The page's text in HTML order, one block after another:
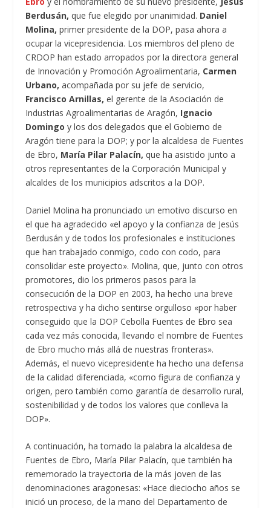
Berdusán, que fue elegido por unanimidad. Daniel
Molina, primer presidente de la DOP, pasa ahora a
ocupar la vicepresidencia. Los miembros del pleno de
CRDOP han estado arropados por la directora general
de Innovación y Promoción Agroalimentaria, Carmen
Urbano, acompañada por su jefe de servicio,
Francisco Arnillas, el gerente de la Asociación de
Industrias Agroalimentarias de Aragón, Ignacio
Domingo y los dos delegados que el Gobierno de
Aragón tiene para la DOP; y por la alcaldesa de Fuentes
de Ebro, María Pilar Palacín, que ha asistido junto a
otros representantes de la Corporación Municipal y
alcaldes de los municipios adscritos a la DOP.
Daniel Molina ha pronunciado un emotivo discurso en
el que ha agradecido «el apoyo y la confianza de Jesús
Berdusán y de todos los profesionales e instituciones
que han trabajado conmigo, codo con codo, para
consolidar este proyecto». Molina, que, junto con otros
promotores, dio los primeros pasos para la
consecución de la DOP en 2003, ha hecho una breve
retrospectiva y ha dicho sentirse orgulloso «por haber
conseguido que la DOP Cebolla Fuentes de Ebro sea
cada vez más conocida, llevando el nombre de Fuentes
de Ebro mucho más allá de nuestras fronteras».
Además, el nuevo vicepresidente ha hecho una defensa
de la calidad diferenciada, «como figura de confianza y
origen, pero también como garantía de desarrollo rural,
sostenibilidad y de todos los valores que conlleva la
DOP».
A continuación, ha tomado la palabra la alcaldesa de
Fuentes de Ebro, María Pilar Palacín, que también ha
rememorado la trayectoria de la más joven de las
denominaciones aragonesas: «Hace dieciocho años se
inició un proceso, de la mano del Departamento de